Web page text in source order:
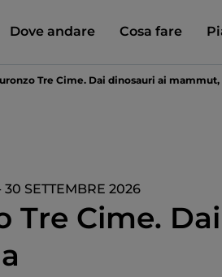
Dove andare Cosa fare
Tre Cime. Dai dinosauri ai
SETTEMBRE 2026
Tre Cime.